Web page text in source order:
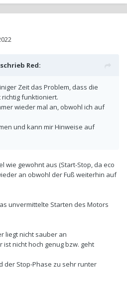
schrieb Red:
Zeit das Problem, dass die
richtig funktioniert.
wieder mal an, obwohl ich auf
und kann mir Hinweise auf
wie gewohnt aus (Start-Stop, da eco
an obwohl der Fuß weiterhin auf
unvermittelte Starten des Motors
liegt nicht sauber an
ist nicht hoch genug bzw. geht
der Stop-Phase zu sehr runter